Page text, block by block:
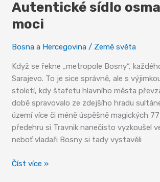
Autentické sídlo
moci
Bosna a Hercegovina / Země světa
Když se řekne „metropole Bosny“,
Sarajevo. To je sice správně, ale s
století, kdy štafetu hlavního města
době spravovalo ze zdejšího hradu
území více či méně úspěšně magických
předehru si Travnik nanečisto vyzkoušel
neboť vladaři Bosny si tady vystavěli
Autentické
Číst více »